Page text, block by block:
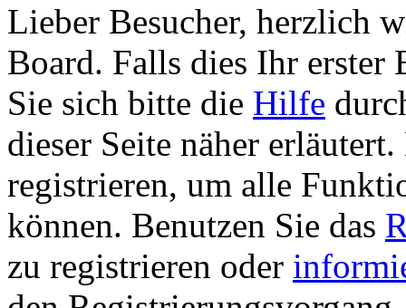
Lieber Besucher, herzlich
Board. Falls dies Ihr erster
Sie sich bitte die Hilfe
dieser Seite näher
registrieren, um alle
können. Benutzen Sie das
zu registrieren oder